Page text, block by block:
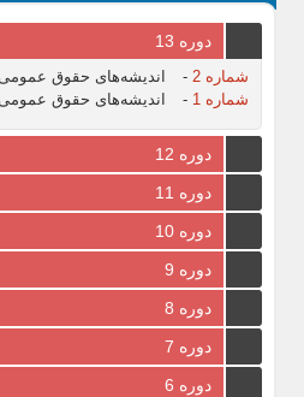
دوره 13
شماره 2 -
اندیشه‌های حقوق عمومی 25 ، بهار و تابستان
شماره 1
- اندیشه‌های حقوق عمومی 24 ، پاییز و زمستان
دوره 12
دوره 11
دوره 10
دوره 9
دوره 8
دوره 7
دوره 6